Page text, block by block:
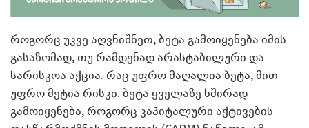
როგორც უკვე აღვნიშნეთ, ბეტა გამოიყენება იმის
გასაზომად, თუ რამდენად არასტაბილური და
სარისკოა აქცია. რაც უფრო მაღალია ბეტა, მით
უფრო მეტია რისკი. ბეტა ყველაზე ხშირად
გამოიყენება, როგორც კაპიტალური აქტივების